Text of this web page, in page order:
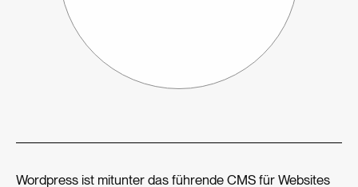
Wordpress ist mitunter das führende CMS für Websites